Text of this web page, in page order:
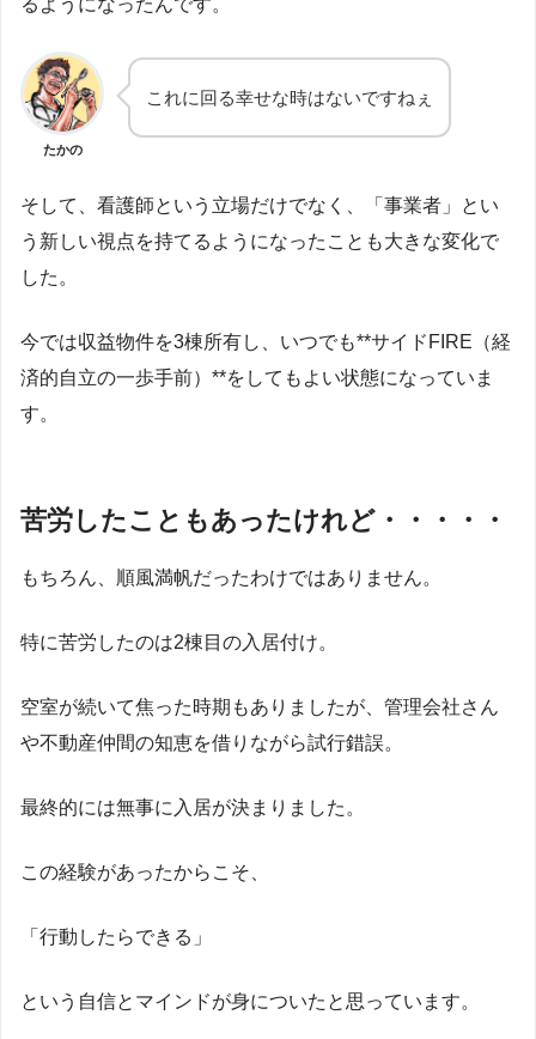
るようになったんです。
たかの
これに回る幸せな時はないですねぇ
そして、看護師という立場だけでなく、「事業者」とい
う新しい視点を持てるようになったことも大きな変化で
した。
今では収益物件を3棟所有し、いつでも**サイドFIRE（経
済的自立の一歩手前）**をしてもよい状態になっていま
す。
苦労したこともあったけれど ・・・・・
もちろん、順風満帆だったわけではありません。
特に苦労したのは2棟目の入居付け。
空室が続いて焦った時期もありましたが、管理会社さん
や不動産仲間の知恵を借りながら試行錯誤。
最終的には無事に入居が決まりました。
この経験があったからこそ、
「行動したらできる」
という自信とマインドが身についたと思っています。